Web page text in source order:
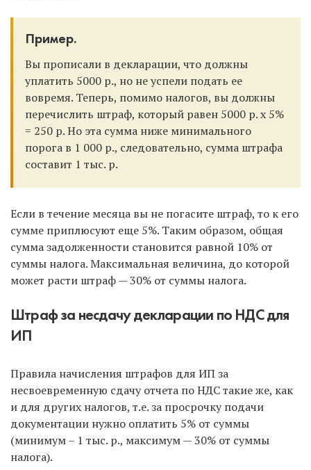
Пример.
Вы прописали в декларации, что должны
уплатить 5000 р., но не успели подать ее
вовремя. Теперь, помимо налогов, вы должны
перечислить штраф, который равен 5000 р. х 5%
= 250 р. Но эта сумма ниже минимального
порога в 1 000 р., следовательно, сумма штрафа
составит 1 тыс. р.
Если в течение месяца вы не погасите штраф, то к его
сумме приплюсуют еще 5%. Таким образом, общая
сумма задолженности становится равной 10% от
суммы налога. Максимальная величина, до которой
может расти штраф — 30% от суммы налога.
Штраф за несдачу декларации по НДС для
ИП
Правила начисления штрафов для ИП за
несвоевременную сдачу отчета по НДС такие же, как
и для других налогов, т.е. за просрочку подачи
документации нужно оплатить 5% от суммы
(минимум – 1 тыс. р., максимум — 30% от суммы
налога).